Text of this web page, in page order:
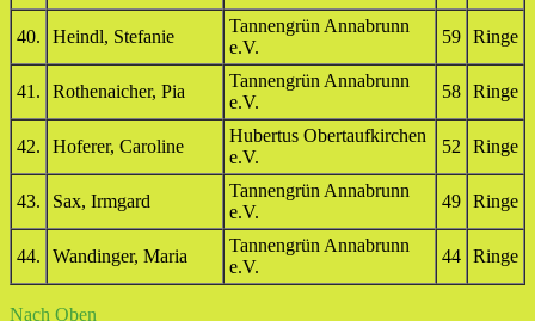
40. Heindl, Stefanie
Tannengrün Annabrunn
e.V.
59 Ringe
41. Rothenaicher, Pia
Tannengrün Annabrunn
e.V.
58 Ringe
42. Hoferer, Caroline
Hubertus Obertaufkirchen
e.V.
52 Ringe
43. Sax, Irmgard
Tannengrün Annabrunn
e.V.
49 Ringe
44. Wandinger, Maria
Tannengrün Annabrunn
e.V.
44 Ringe
Nach Oben